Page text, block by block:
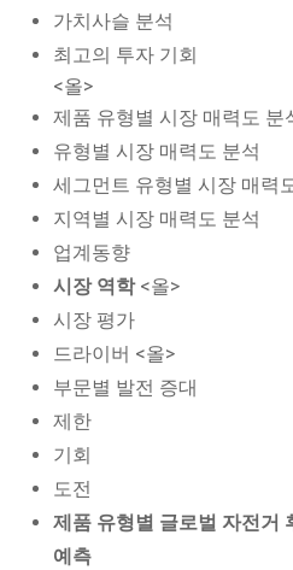
가치사슬 분석
최고의 투자 기회
<올>
제품 유형별 시장 매력도 분
유형별 시장 매력도 분석
세그먼트 유형별 시장 매력
지역별 시장 매력도 분석
업계동향
시장 역학<올>
시장 평가
드라이버 <올>
부문별 발전 증대
제한
기회
도전
제품 유형별 글로벌 자전거
예측